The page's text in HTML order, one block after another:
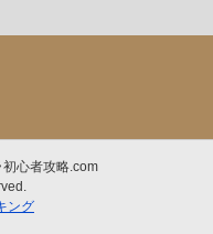
心者攻略.com